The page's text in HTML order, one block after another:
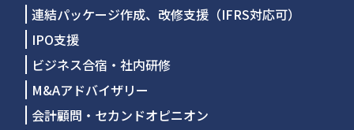
連結パッケージ作成、改修支援（IFRS対応可）
IPO支援
ビジネス合宿・社内研修
M&Aアドバイザリー
会計顧問・セカンドオピニオン